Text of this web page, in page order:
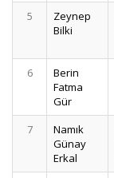
5
Zeynep
Bilki
6
Berin
Fatma
Gür
7
Namık
Günay
Erkal